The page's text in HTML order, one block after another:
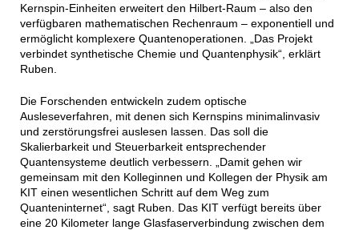
Kernspin-Einheiten erweitert den Hilbert-Raum – also den
verfügbaren mathematischen Rechenraum – exponentiell und
ermöglicht komplexere Quantenoperationen. „Das Projekt
verbindet synthetische Chemie und Quantenphysik“, erklärt
Ruben.
Die Forschenden entwickeln zudem optische
Ausleseverfahren, mit denen sich Kernspins minimalinvasiv
und zerstörungsfrei auslesen lassen. Das soll die
Skalierbarkeit und Steuerbarkeit entsprechender
Quantensysteme deutlich verbessern. „Damit gehen wir
gemeinsam mit den Kolleginnen und Kollegen der Physik am
KIT einen wesentlichen Schritt auf dem Weg zum
Quanteninternet“, sagt Ruben. Das KIT verfügt bereits über
eine 20 Kilometer lange Glasfaserverbindung zwischen dem